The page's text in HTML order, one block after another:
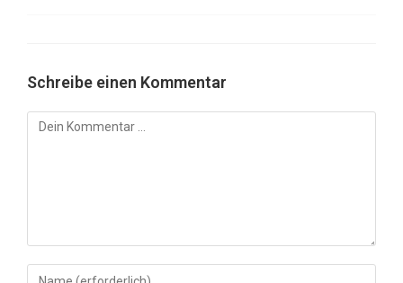
Schreibe einen Kommentar
Kommentar
Gib